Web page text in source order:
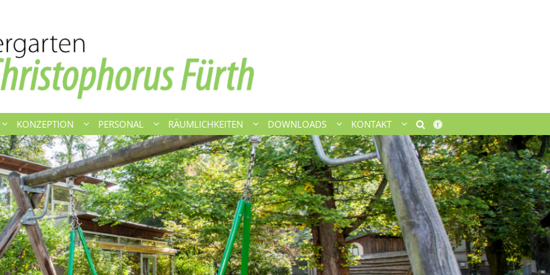
KONZEPTION PERSONAL RÄUMLICHKEITEN DOWNLOADS KONTAKT